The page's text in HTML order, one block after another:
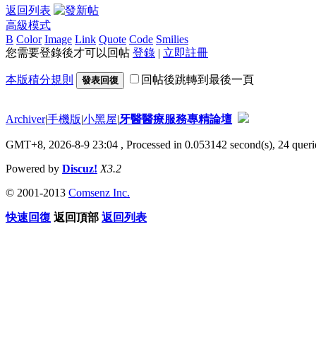
返回列表
高級模式
B Color Image Link Quote Code Smilies
您需要登錄後才可以回帖 登錄 | 立即註冊
本版積分規則 發表回復 回帖後跳轉到最後一頁
Archiver|手機版|小黑屋|牙醫醫療服務專精論壇
GMT+8, 2026-8-9 23:04 , Processed in 0.053142 second(s), 24
Powered by Discuz! X3.2
© 2001-2013 Comsenz Inc.
快速回復 返回頂部 返回列表